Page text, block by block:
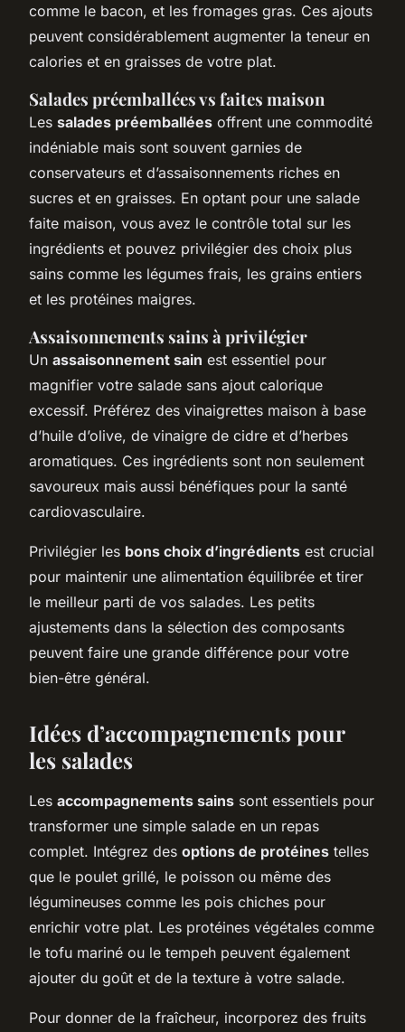
comme le bacon, et les fromages gras. Ces ajouts
peuvent considérablement augmenter la teneur en
calories et en graisses de votre plat.
Salades préemballées vs faites maison
Les salades préemballées offrent une commodité
indéniable mais sont souvent garnies de
conservateurs et d’assaisonnements riches en
sucres et en graisses. En optant pour une salade
faite maison, vous avez le contrôle total sur les
ingrédients et pouvez privilégier des choix plus
sains comme les légumes frais, les grains entiers
et les protéines maigres.
Assaisonnements sains à privilégier
Un assaisonnement sain est essentiel pour
magnifier votre salade sans ajout calorique
excessif. Préférez des vinaigrettes maison à base
d’huile d’olive, de vinaigre de cidre et d’herbes
aromatiques. Ces ingrédients sont non seulement
savoureux mais aussi bénéfiques pour la santé
cardiovasculaire.
Privilégier les bons choix d’ingrédients est crucial
pour maintenir une alimentation équilibrée et tirer
le meilleur parti de vos salades. Les petits
ajustements dans la sélection des composants
peuvent faire une grande différence pour votre
bien-être général.
Idées d’accompagnements pour
les salades
Les accompagnements sains sont essentiels pour
transformer une simple salade en un repas
complet. Intégrez des options de protéines telles
que le poulet grillé, le poisson ou même des
légumineuses comme les pois chiches pour
enrichir votre plat. Les protéines végétales comme
le tofu mariné ou le tempeh peuvent également
ajouter du goût et de la texture à votre salade.
Pour donner de la fraîcheur, incorporez des fruits